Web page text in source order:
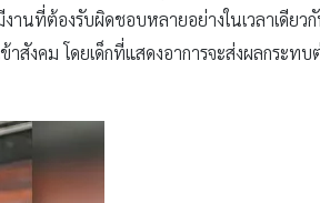
นที่ต้องรับผิดชอบหลายอย่างในเวลาเดียว
สังคม โดยเด็กที่แสดงอาการจะส่งผลกระท